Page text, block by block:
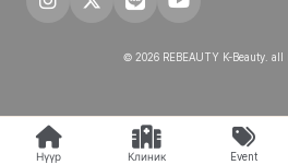
© 2026 REBEAUTY K-Beauty. all
Нүүр Клиник Event